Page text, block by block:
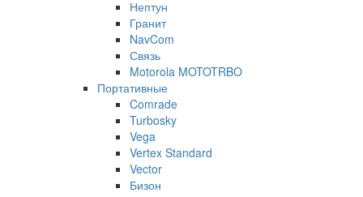
Нептун
Гранит
NavCom
Связь
Motorola MOTOTRBO
Портативные
Comrade
Turbosky
Vega
Vertex Standard
Vector
Бизон